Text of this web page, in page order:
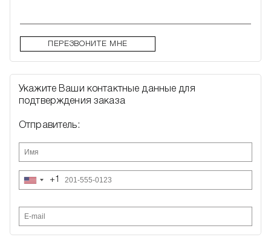
ПЕРЕЗВОНИТЕ МНЕ
Укажите Ваши контактные данные для
подтверждения заказа
Отправитель:
United
States
+1